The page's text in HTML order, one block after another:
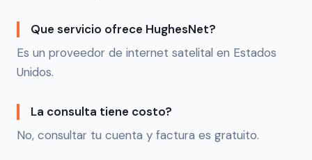
Que servicio ofrece HughesNet?
Es un proveedor de internet satelital en Estados
Unidos.
La consulta tiene costo?
No, consultar tu cuenta y factura es gratuito.